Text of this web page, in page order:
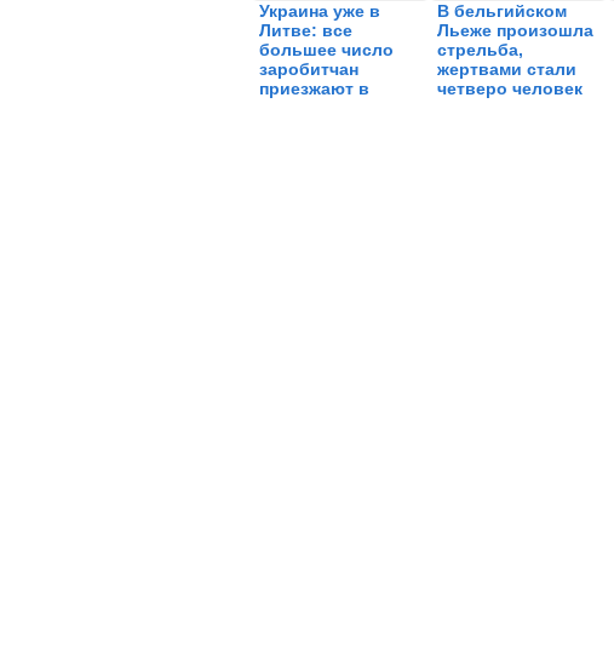
Украина уже в
Литве: все
большее число
заробитчан
приезжают в
В бельгийском
Льеже произошла
стрельба,
жертвами стали
четверо человек